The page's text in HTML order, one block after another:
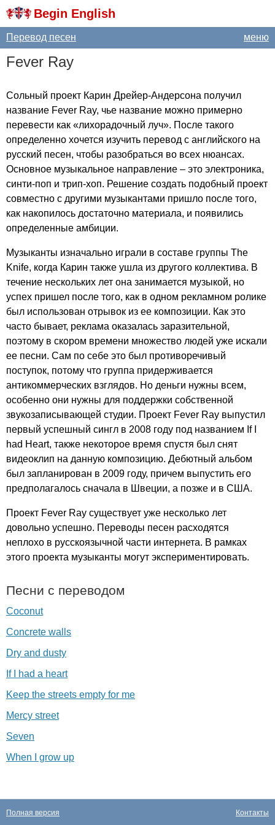
Begin English
меню
Перевод песен
Fever Ray
Сольный проект Карин Дрейер-Андерсона получил
название Fever Ray, чье название можно примерно
перевести как «лихорадочный луч». После такого
определенно хочется изучить перевод с английского на
русский песен, чтобы разобраться во всех нюансах.
Основное музыкальное направление – это электроника,
синти-поп и трип-хоп. Решение создать подобный проект
совместно с другими музыкантами пришло после того,
как накопилось достаточно материала, и появились
определенные амбиции.
Музыканты изначально играли в составе группы The
Knife, когда Карин также ушла из другого коллектива. В
течение нескольких лет она занимается музыкой, но
успех пришел после того, как в одном рекламном ролике
был использован отрывок из ее композиции. Как это
часто бывает, реклама оказалась заразительной,
поэтому в скором времени множество людей уже искали
ее песни. Сам по себе это был противоречивый
поступок, потому что группа придерживается
антикоммерческих взглядов. Но деньги нужны всем,
особенно они нужны для поддержки собственной
звукозаписывающей студии. Проект Fever Ray выпустил
первый успешный сингл в 2008 году под названием If
had Heart, также некоторое время спустя был снят
видеоклип на данную композицию. Дебютный альбом
был запланирован в 2009 году, причем выпустить его
предполагалось сначала в Швеции, а позже и в США.
Проект Fever Ray существует уже несколько лет
довольно успешно. Переводы песен расходятся
неплохо в русскоязычной части интернета. В рамках
этого проекта музыканты могут экспериментировать.
Песни с переводом
Coconut
Concrete walls
Dry and dusty
If I had a heart
Keep the streets empty for me
Mercy street
Seven
When I grow up
Контакты
Полная версия